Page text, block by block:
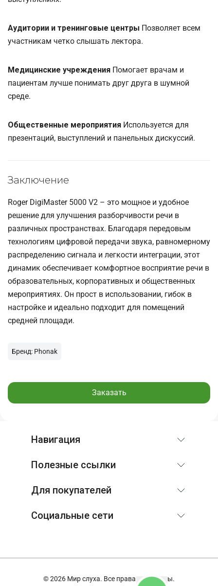
Аудитории и тренинговые центры Позволяет всем
участникам четко слышать лектора.
Медицинские учреждения Помогает врачам и
пациентам лучше понимать друг друга в шумной
среде.
Общественные мероприятия Используется для
презентаций, выступлений и панельных дискуссий.
Заключение
Roger DigiMaster 5000 V2 – это мощное и удобное
решение для улучшения разборчивости речи в
различных пространствах. Благодаря передовым
технологиям цифровой передачи звука, равномерному
распределению сигнала и легкости интеграции, этот
динамик обеспечивает комфортное восприятие речи в
образовательных, корпоративных и общественных
мероприятиях. Он прост в использовании, гибок в
настройке и идеально подходит для помещений
средней площади.
Бренд: Phonak
Заказать
Навигация
Полезные ссылки
Для покупателей
Социальные сети
© 2026 Мир слуха. Все права защищены.